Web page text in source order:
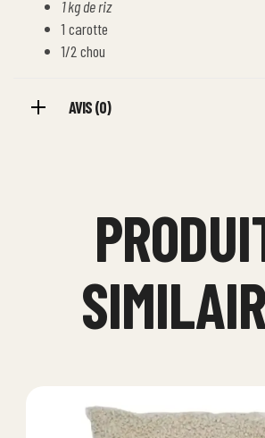
1 kg de riz
1 carotte
1/2 chou
AVIS (0)